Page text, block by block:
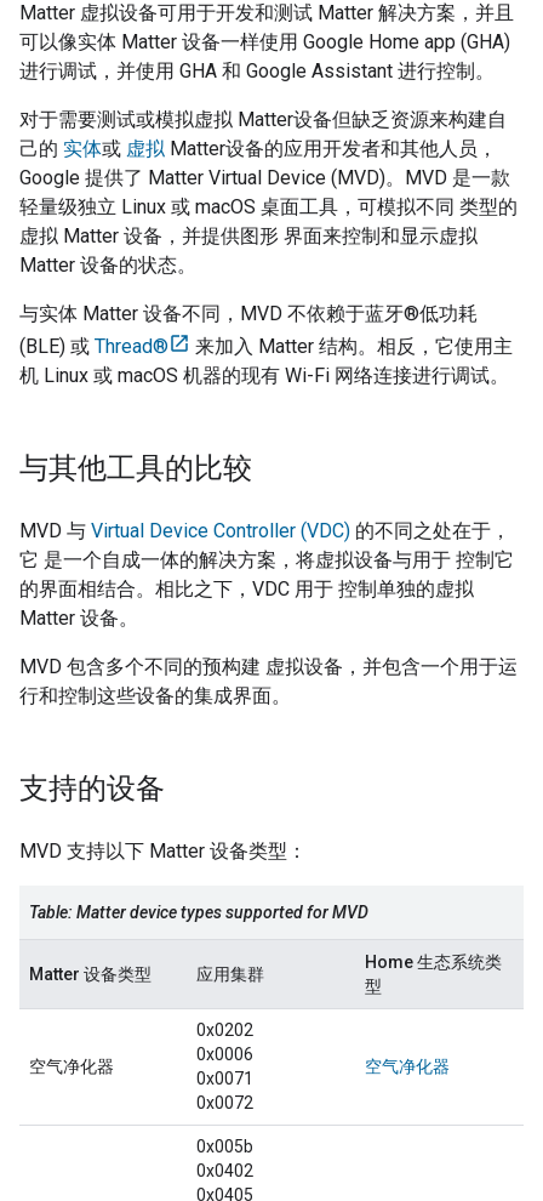
Matter 虚拟设备可用于开发和测试 Matter 解决方案，并且
可以像实体 Matter 设备一样使用 Google Home app (GHA)
进行调试，并使用 GHA 和 Google Assistant 进行控制。
对于需要测试或模拟虚拟 Matter设备但缺乏资源来构建自
己的 实体或 虚拟 Matter设备的应用开发者和其他人员，
Google 提供了 Matter Virtual Device (MVD)。 MVD 是一款
轻量级独立 Linux 或 macOS 桌面工具，可模拟不同 类型的
虚拟 Matter 设备，并提供图形 界面来控制和显示虚拟
Matter 设备的状态。
与实体 Matter 设备不同， MVD 不依赖于蓝牙®低功耗
(BLE) 或 Thread® 来加入 Matter 结构。相反，它使用主
机 Linux 或 macOS 机器的现有 Wi-Fi 网络连接进行调试。
与其他工具的比较
MVD 与 Virtual Device Controller (VDC) 的不同之处在于，
它 是一个自成一体的解决方案，将虚拟设备与用于 控制它
的界面相结合。相比之下， VDC 用于 控制单独的虚拟
Matter 设备。
MVD 包含多个不同的预构建 虚拟设备，并包含一个用于运
行和控制这些设备的集成界面。
支持的设备
MVD 支持以下 Matter 设备类型：
Table: Matterdevice types supported forMVD
Matter 设备类型 应用集群
Home 生态系统类
型
空气净化器
0x0202
0x0006
0x0071
0x0072
空气净化器
0x005b
0x0402
0x0405